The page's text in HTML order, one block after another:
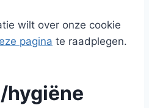
wilt over onze cookie
pagina te raadplegen.
hygiëne